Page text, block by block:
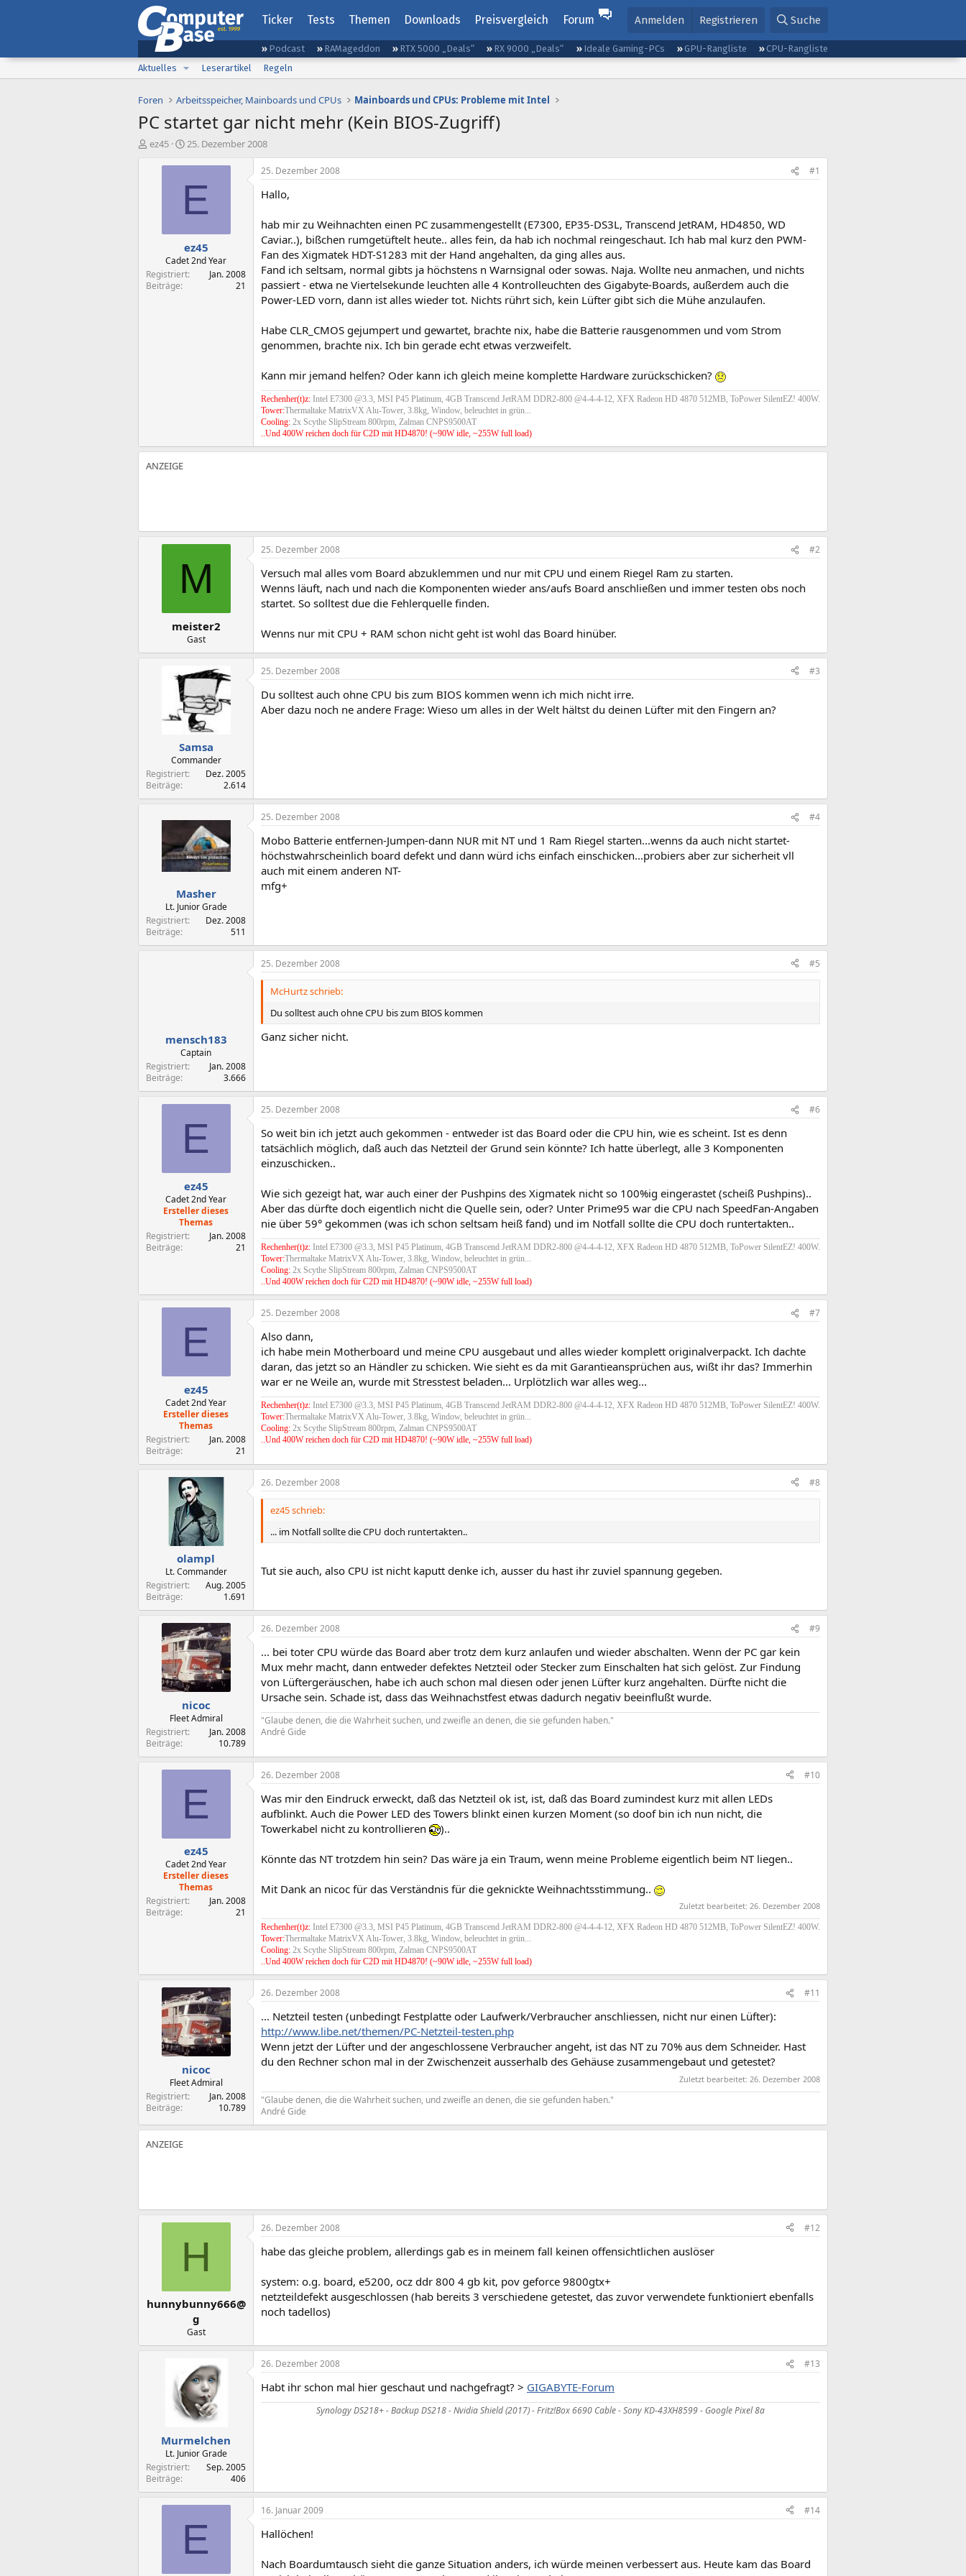
Ticker Tests Themen Downloads Preisvergleich Forum Anmelden Registrieren Suche
Podcast RAMageddon RTX 5000 „Deals“ RX 9000 „Deals“ Ideale Gaming-PCs GPU-Rangliste
CPU-Rangliste
Aktuelles
Leserartikel Regeln
Foren Arbeitsspeicher, Mainboards und CPUs Mainboards und CPUs: Probleme mit Intel
PC startet gar nicht mehr (Kein BIOS-Zugriff)
E
ez45
E
s
e
t
a
m
25. Dezember 2008
E
ez45
Cadet 2nd Year
Registriert
Jan. 2008
Beiträge
21
25. Dezember 2008 #1
Hallo,
hab mir zu Weihnachten einen PC zusammengestellt (E7300, EP35-DS3L, Transcend JetRAM, HD4850, WD
Caviar..), bißchen rumgetüftelt heute.. alles fein, da hab ich nochmal reingeschaut. Ich hab mal kurz den PWM-
Fan des Xigmatek HDT-S1283 mit der Hand angehalten, da ging alles aus.
Fand ich seltsam, normal gibts ja höchstens n Warnsignal oder sowas. Naja. Wollte neu anmachen, und nichts
passiert - etwa ne Viertelsekunde leuchten alle 4 Kontrolleuchten des Gigabyte-Boards, außerdem auch die
Power-LED vorn, dann ist alles wieder tot. Nichts rührt sich, kein Lüfter gibt sich die Mühe anzulaufen.
Habe CLR_CMOS gejumpert und gewartet, brachte nix, habe die Batterie rausgenommen und vom Strom
genommen, brachte nix. Ich bin gerade echt etwas verzweifelt.
Kann mir jemand helfen? Oder kann ich gleich meine komplette Hardware zurückschicken?
Rechenher(t)z: Intel E7300 @3.3, MSI P45 Platinum, 4GB Transcend JetRAM DDR2-800 @4-4-4-12, XFX Radeon HD 4870 512MB, ToPower SilentEZ! 400W.
Tower:Thermaltake MatrixVX Alu-Tower, 3.8kg, Window, beleuchtet in grün...
Cooling: 2x Scythe SlipStream 800rpm, Zalman CNPS9500AT
..Und 400W reichen doch für C2D mit HD4870! (~90W idle, ~255W full load)
M
meister2
Gast
25. Dezember 2008 #2
Versuch mal alles vom Board abzuklemmen und nur mit CPU und einem Riegel Ram zu starten.
Wenns läuft, nach und nach die Komponenten wieder ans/aufs Board anschließen und immer testen obs noch
startet. So solltest due die Fehlerquelle finden.
Wenns nur mit CPU + RAM schon nicht geht ist wohl das Board hinüber.
Samsa
Commander
Registriert
Dez. 2005
Beiträge
2.614
25. Dezember 2008 #3
Du solltest auch ohne CPU bis zum BIOS kommen wenn ich mich nicht irre.
Aber dazu noch ne andere Frage: Wieso um alles in der Welt hältst du deinen Lüfter mit den Fingern an?
Masher
Lt. Junior Grade
Registriert
Dez. 2008
Beiträge
511
25. Dezember 2008 #4
Mobo Batterie entfernen-Jumpen-dann NUR mit NT und 1 Ram Riegel starten...wenns da auch nicht startet-
höchstwahrscheinlich board defekt und dann würd ichs einfach einschicken...probiers aber zur sicherheit vll
auch mit einem anderen NT-
mfg+
mensch183
Captain
Registriert
Jan. 2008
Beiträge
3.666
25. Dezember 2008 #5
McHurtz schrieb:
Du solltest auch ohne CPU bis zum BIOS kommen
Ganz sicher nicht.
E
ez45
Cadet 2nd Year
Ersteller dieses
Themas
Registriert
Jan. 2008
Beiträge
21
25. Dezember 2008 #6
So weit bin ich jetzt auch gekommen - entweder ist das Board oder die CPU hin, wie es scheint. Ist es denn
tatsächlich möglich, daß auch das Netzteil der Grund sein könnte? Ich hatte überlegt, alle 3 Komponenten
einzuschicken..
Wie sich gezeigt hat, war auch einer der Pushpins des Xigmatek nicht so 100%ig eingerastet (scheiß Pushpins)..
Aber das dürfte doch eigentlich nicht die Quelle sein, oder? Unter Prime95 war die CPU nach SpeedFan-Angaben
nie über 59° gekommen (was ich schon seltsam heiß fand) und im Notfall sollte die CPU doch runtertakten..
Rechenher(t)z: Intel E7300 @3.3, MSI P45 Platinum, 4GB Transcend JetRAM DDR2-800 @4-4-4-12, XFX Radeon HD 4870 512MB, ToPower SilentEZ! 400W.
Tower:Thermaltake MatrixVX Alu-Tower, 3.8kg, Window, beleuchtet in grün...
Cooling: 2x Scythe SlipStream 800rpm, Zalman CNPS9500AT
..Und 400W reichen doch für C2D mit HD4870! (~90W idle, ~255W full load)
E
ez45
Cadet 2nd Year
Ersteller dieses
Themas
Registriert
Jan. 2008
Beiträge
21
25. Dezember 2008 #7
Also dann,
ich habe mein Motherboard und meine CPU ausgebaut und alles wieder komplett originalverpackt. Ich dachte
daran, das jetzt so an Händler zu schicken. Wie sieht es da mit Garantieansprüchen aus, wißt ihr das? Immerhin
war er ne Weile an, wurde mit Stresstest beladen... Urplötzlich war alles weg...
Rechenher(t)z: Intel E7300 @3.3, MSI P45 Platinum, 4GB Transcend JetRAM DDR2-800 @4-4-4-12, XFX Radeon HD 4870 512MB, ToPower SilentEZ! 400W.
Tower:Thermaltake MatrixVX Alu-Tower, 3.8kg, Window, beleuchtet in grün...
Cooling: 2x Scythe SlipStream 800rpm, Zalman CNPS9500AT
..Und 400W reichen doch für C2D mit HD4870! (~90W idle, ~255W full load)
olampl
Lt. Commander
Registriert
Aug. 2005
Beiträge
1.691
26. Dezember 2008 #8
ez45 schrieb:
... im Notfall sollte die CPU doch runtertakten..
Tut sie auch, also CPU ist nicht kaputt denke ich, ausser du hast ihr zuviel spannung gegeben.
nicoc
Fleet Admiral
Registriert
Jan. 2008
Beiträge
10.789
26. Dezember 2008 #9
... bei toter CPU würde das Board aber trotz dem kurz anlaufen und wieder abschalten. Wenn der PC gar kein
Mux mehr macht, dann entweder defektes Netzteil oder Stecker zum Einschalten hat sich gelöst. Zur Findung
von Lüftergeräuschen, habe ich auch schon mal diesen oder jenen Lüfter kurz angehalten. Dürfte nicht die
Ursache sein. Schade ist, dass das Weihnachstfest etwas dadurch negativ beeinflußt wurde.
"Glaube denen, die die Wahrheit suchen, und zweifle an denen, die sie gefunden haben."
André Gide
E
ez45
Cadet 2nd Year
Ersteller dieses
Themas
Registriert
Jan. 2008
Beiträge
21
26. Dezember 2008 #10
Was mir den Eindruck erweckt, daß das Netzteil ok ist, ist, daß das Board zumindest kurz mit allen LEDs
aufblinkt. Auch die Power LED des Towers blinkt einen kurzen Moment (so doof bin ich nun nicht, die
Towerkabel nicht zu kontrollieren
)..
Könnte das NT trotzdem hin sein? Das wäre ja ein Traum, wenn meine Probleme eigentlich beim NT liegen..
Mit Dank an nicoc für das Verständnis für die geknickte Weihnachtsstimmung..
Zuletzt bearbeitet: 26. Dezember 2008
Rechenher(t)z: Intel E7300 @3.3, MSI P45 Platinum, 4GB Transcend JetRAM DDR2-800 @4-4-4-12, XFX Radeon HD 4870 512MB, ToPower SilentEZ! 400W.
Tower:Thermaltake MatrixVX Alu-Tower, 3.8kg, Window, beleuchtet in grün...
Cooling: 2x Scythe SlipStream 800rpm, Zalman CNPS9500AT
..Und 400W reichen doch für C2D mit HD4870! (~90W idle, ~255W full load)
nicoc
Fleet Admiral
Registriert
Jan. 2008
Beiträge
10.789
26. Dezember 2008 #11
... Netzteil testen (unbedingt Festplatte oder Laufwerk/Verbraucher anschliessen, nicht nur einen Lüfter):
http://www.libe.net/themen/PC-Netzteil-testen.php
Wenn jetzt der Lüfter und der angeschlossene Verbraucher angeht, ist das NT zu 70% aus dem Schneider. Hast
du den Rechner schon mal in der Zwischenzeit ausserhalb des Gehäuse zusammengebaut und getestet?
Zuletzt bearbeitet: 26. Dezember 2008
"Glaube denen, die die Wahrheit suchen, und zweifle an denen, die sie gefunden haben."
André Gide
H
hunnybunny666@
g
Gast
26. Dezember 2008 #12
habe das gleiche problem, allerdings gab es in meinem fall keinen offensichtlichen auslöser
system: o.g. board, e5200, ocz ddr 800 4 gb kit, pov geforce 9800gtx+
netzteildefekt ausgeschlossen (hab bereits 3 verschiedene getestet, das zuvor verwendete funktioniert ebenfalls
noch tadellos)
Murmelchen
Lt. Junior Grade
Registriert
Sep. 2005
Beiträge
406
26. Dezember 2008 #13
Habt ihr schon mal hier geschaut und nachgefragt? > GIGABYTE-Forum
Synology DS218+ - Backup DS218 - Nvidia Shield (2017) - Fritz!Box 6690 Cable - Sony KD-43XH8599 - Google Pixel 8a
E
16. Januar 2009 #14
Hallöchen!
Nach Boardumtausch sieht die ganze Situation anders, ich würde meinen verbessert aus. Heute kam das Board